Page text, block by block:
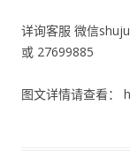
详询客服 微信
或 27699885
图文详情请查看：